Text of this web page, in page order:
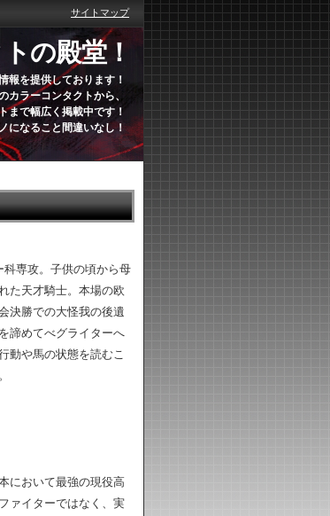
専攻。子供の頃から母
た天才騎士。本場の欧
決勝での大怪我の後遺
諦めてべグライターへ
動や馬の状態を読むこ
において最強の現役高
ァイターではなく、実
の殿堂！
報を提供しております！
カラーコンタクトから、
まで幅広く掲載中です！
になること間違いなし！
サイトマップ